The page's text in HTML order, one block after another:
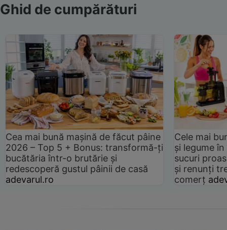
Ghid de cumpărături
Cea mai bună mașină de făcut pâine
2026 – Top 5 + Bonus: transformă-ți
bucătăria într-o brutărie și
redescoperă gustul pâinii de casă
adevarul.ro
Cele mai
și legume
sucuri
și renunți
comerț